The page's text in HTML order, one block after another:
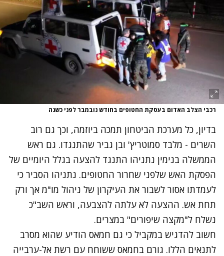
רכבי הצלב האדום בעסקת החטופים בחודש נובמבר לפני כשנה
בדיון, כל מערכת הביטחון תמכה ביוזמה, וכך גם רוב
השרים - מלבד סמוטריץ' ובן גביר שהתנגדו. גם ראש
הממשלה בנימין נתניהו התנגד להצעה בגלל היומיים של
הפסקת האש שלפני שחרור החטופים. נתניהו הסביר כי
לעמדתו אסור לשבור את העיקרון של ניהול מו"מ אך ורק
תחת אש. ההצעה לא עלתה להצבעה, וראש השב"כ
נשלח ל"מקצה שיפורים" במצרים.
חשוב להדגיש במקביל כי גם חמאס הודיע שהוא מסרב
לתנאים הללו. גורם בחמאס ששוחח עם רשת אל-ערבייה